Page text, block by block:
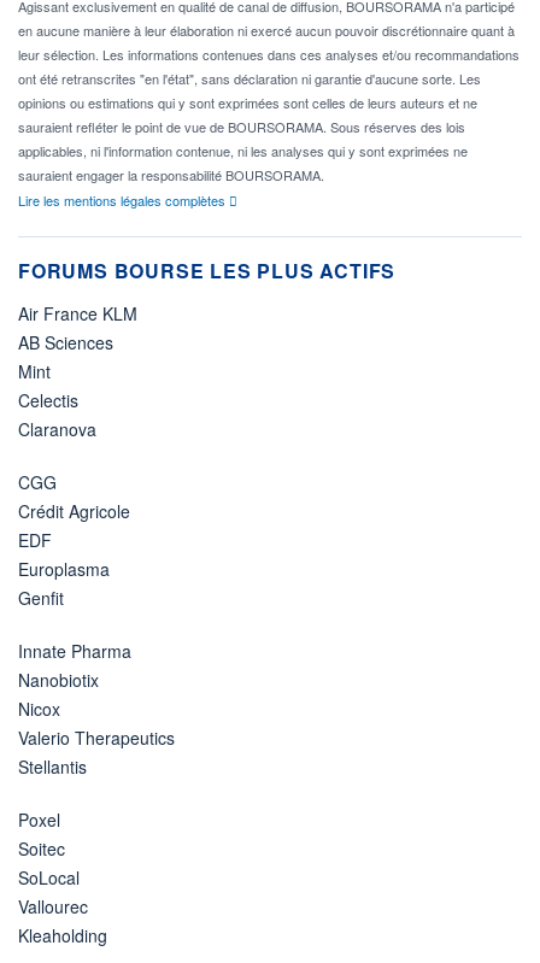
Agissant exclusivement en qualité de canal de diffusion, BOURSORAMA n'a participé
en aucune manière à leur élaboration ni exercé aucun pouvoir discrétionnaire quant à
leur sélection. Les informations contenues dans ces analyses et/ou recommandations
ont été retranscrites "en l'état", sans déclaration ni garantie d'aucune sorte. Les
opinions ou estimations qui y sont exprimées sont celles de leurs auteurs et ne
sauraient refléter le point de vue de BOURSORAMA. Sous réserves des lois
applicables, ni l'information contenue, ni les analyses qui y sont exprimées ne
sauraient engager la responsabilité BOURSORAMA.
Lire les mentions légales complètes
FORUMS BOURSE LES PLUS ACTIFS
Air France KLM
AB Sciences
Mint
Celectis
Claranova
CGG
Crédit Agricole
EDF
Europlasma
Genfit
Innate Pharma
Nanobiotix
Nicox
Valerio Therapeutics
Stellantis
Poxel
Soitec
SoLocal
Vallourec
Kleaholding